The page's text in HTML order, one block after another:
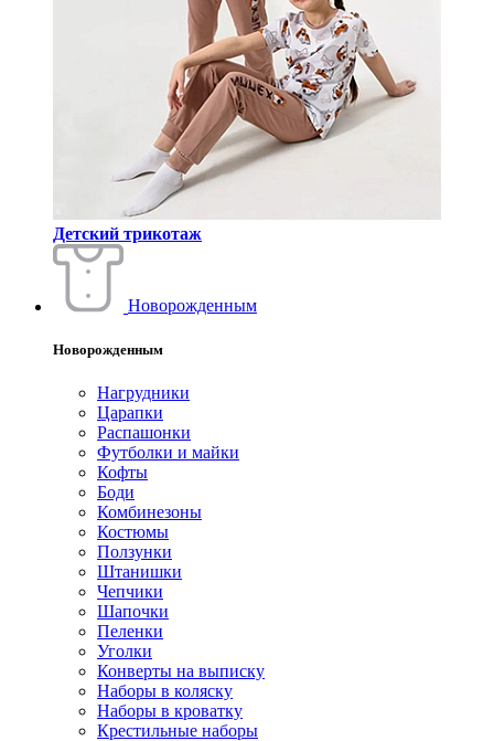
Детский трикотаж
Новорожденным
Новорожденным
Нагрудники
Царапки
Распашонки
Футболки и майки
Кофты
Боди
Комбинезоны
Костюмы
Ползунки
Штанишки
Чепчики
Шапочки
Пеленки
Уголки
Конверты на выписку
Наборы в коляску
Наборы в кроватку
Крестильные наборы